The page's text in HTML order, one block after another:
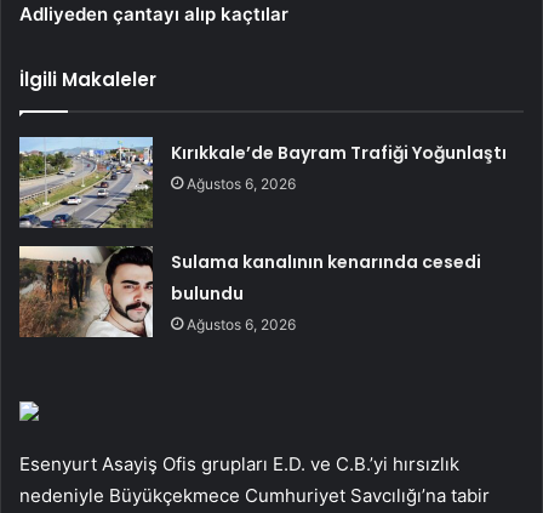
Adliyeden çantayı alıp kaçtılar
İlgili Makaleler
Kırıkkale’de Bayram Trafiği Yoğunlaştı
Ağustos 6, 2026
Sulama kanalının kenarında cesedi
bulundu
Ağustos 6, 2026
Esenyurt Asayiş Ofis grupları E.D. ve C.B.’yi hırsızlık
nedeniyle Büyükçekmece Cumhuriyet Savcılığı’na tabir